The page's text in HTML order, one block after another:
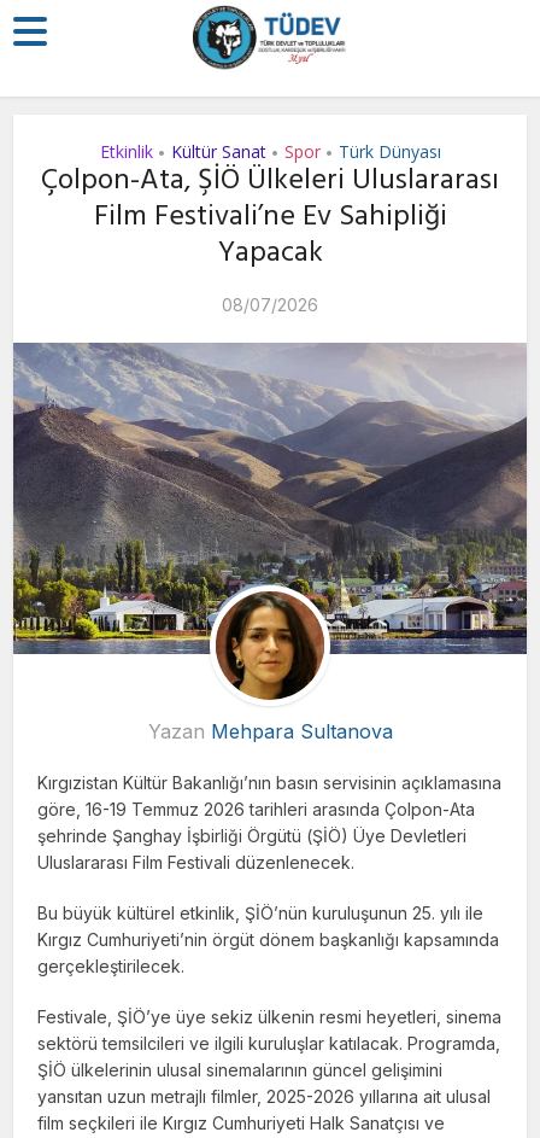
Etkinlik • Kültür Sanat • Spor • Türk Dünyası
Çolpon-Ata, ŞİÖ Ülkeleri Uluslararası
Film Festivali’ne Ev Sahipliği
Yapacak
08/07/2026
Yazan Mehpara Sultanova
Kırgızistan Kültür Bakanlığı’nın basın servisinin açıklamasına
göre, 16-19 Temmuz 2026 tarihleri arasında Çolpon-Ata
şehrinde Şanghay İşbirliği Örgütü (ŞİÖ) Üye Devletleri
Uluslararası Film Festivali düzenlenecek.
Bu büyük kültürel etkinlik, ŞİÖ’nün kuruluşunun 25. yılı ile
Kırgız Cumhuriyeti’nin örgüt dönem başkanlığı kapsamında
gerçekleştirilecek.
Festivale, ŞİÖ’ye üye sekiz ülkenin resmi heyetleri, sinema
sektörü temsilcileri ve ilgili kuruluşlar katılacak. Programda,
ŞİÖ ülkelerinin ulusal sinemalarının güncel gelişimini
yansıtan uzun metrajlı filmler, 2025-2026 yıllarına ait ulusal
film seçkileri ile Kırgız Cumhuriyeti Halk Sanatçısı ve